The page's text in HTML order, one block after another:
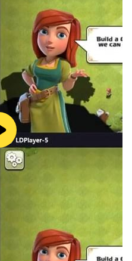
ムは何ですか？
るゲームは他のAndroid
少ないです。新作のゲーム
ません。他のAndroidエミ
インストールする方法は
インストールするには、
使用してGoogle Playスト
すすめのAndroidエミュレ
、ゲームをダウンロードし